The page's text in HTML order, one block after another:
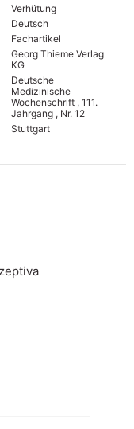
Verhütung
Deutsch
Fachartikel
Georg Thieme Verlag
KG
Deutsche
Medizinische
Wochenschrift , 111.
Jahrgang , Nr. 12
Stuttgart